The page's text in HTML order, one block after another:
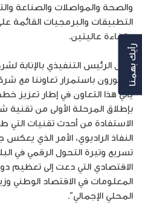
والصحة والمواصلات والصناعة
التطبيقات والبرمجيات القائمة
وكفاءة عاليتين.
وقال الرئيس التنفيذي بالإنابة
“فخورون باستمرار تعاوننا مع
يأتي هذا التعاون في إطار تعزيز
بإطلاق المرحلة الأولى من
الاستفادة من أحدث تقنيات
النفاذ الراديوي، الأمر الذي
تسريع وتيرة التحول الرقمي في
الاقتصادي التي دعت إلى تعظيم
المعلومات في الاقتصاد الوطني
المحلي الإجمالي”.
رأيك بهمنا